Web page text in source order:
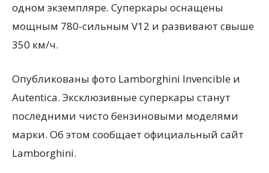
одном экземпляре. Суперкары оснащены
мощным 780-сильным V12 и развивают свыше
350 км/ч.
Опубликованы фото Lamborghini Invencible и
Autentica. Эксклюзивные суперкары станут
последними чисто бензиновыми моделями
марки. Об этом сообщает официальный сайт
Lamborghini.